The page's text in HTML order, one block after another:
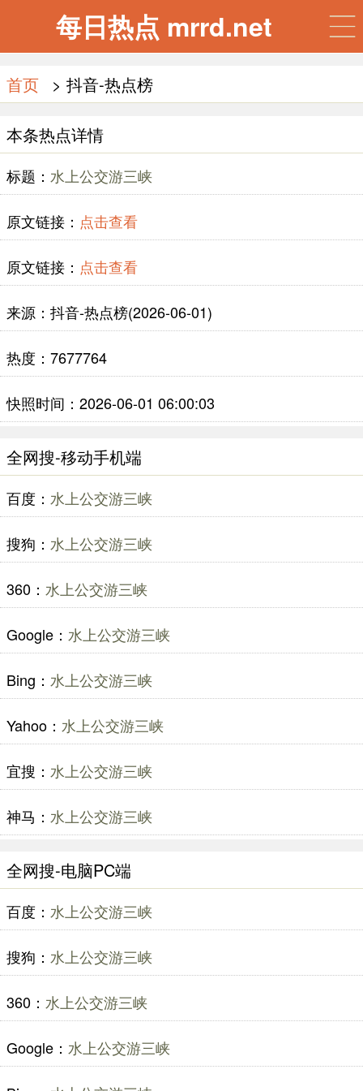
每日热点 mrrd.net
首页 > 抖音-热点榜
本条热点详情
标题： 水上公交游三峡
原文链接： 点击查看
原文链接： 点击查看
来源：抖音-热点榜(2026-06-01)
热度：7677764
快照时间：2026-06-01 06:00:03
全网搜-移动手机端
百度： 水上公交游三峡
搜狗： 水上公交游三峡
360： 水上公交游三峡
Google： 水上公交游三峡
Bing： 水上公交游三峡
Yahoo： 水上公交游三峡
宜搜： 水上公交游三峡
神马： 水上公交游三峡
全网搜-电脑PC端
百度： 水上公交游三峡
搜狗： 水上公交游三峡
360： 水上公交游三峡
Google： 水上公交游三峡